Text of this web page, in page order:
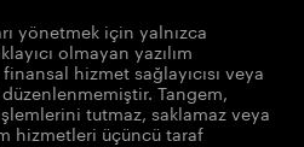
yönetmek için yalnızca
olmayan yazılım
hizmet sağlayıcısı veya
Tangem,
işlemlerini tutmaz, saklamaz veya
hizmetleri üçüncü taraf